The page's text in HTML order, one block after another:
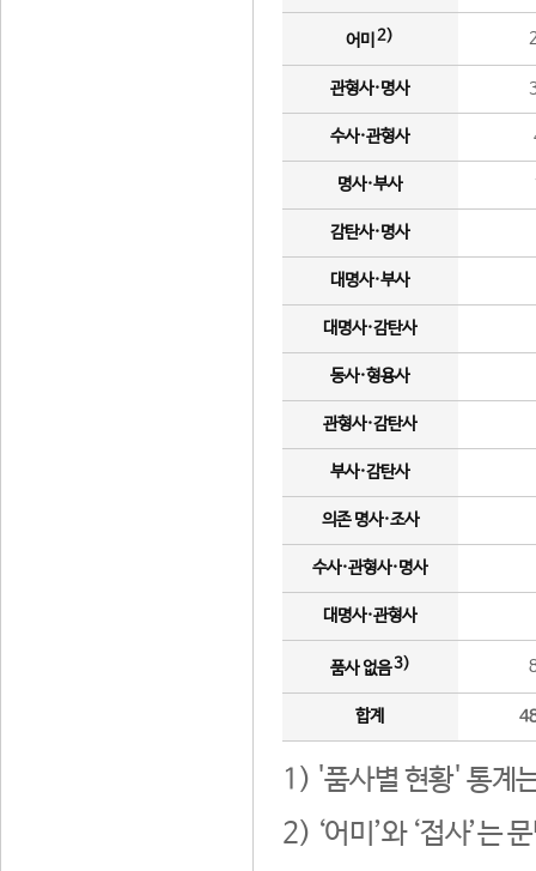
어미 2)
관형사·명사
수사·관형사
명사·부사
감탄사·명사
대명사·부사
대명사·감탄사
동사·형용사
관형사·감탄사
부사·감탄사
의존 명사·조사
수사·관형사·명사
대명사·관형사
품사 없음3)
합계
1) '품사별 현황' 통계
2) ‘어미’와 ‘접사’는